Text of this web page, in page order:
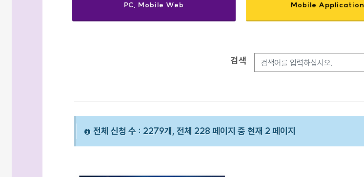
PC, Mobile Web Mobile Application
검색
전체 신청 수 : 2279개, 전체 228 페이지 중 현재 2 페이지